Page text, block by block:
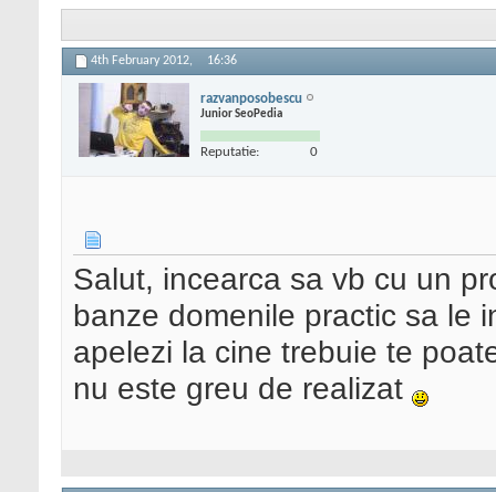
4th February 2012, 16:36
razvanposobescu
Junior SeoPedia
Reputatie: 0
Salut, incearca sa vb cu un
banze domenile practic sa le
apelezi la cine trebuie te
nu este greu de realizat